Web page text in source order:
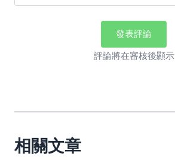
發表評論
評論將在審核後顯示
相關文章